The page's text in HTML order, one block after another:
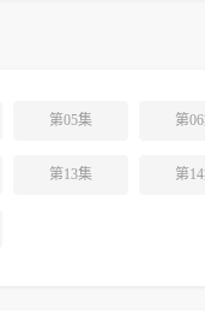
第05集 第
第13集 第